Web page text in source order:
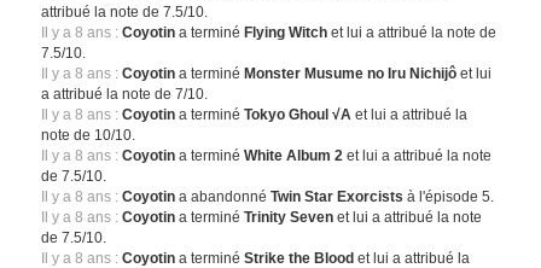
attribué la note de 7.5/10.
Il y a 8 ans : Coyotin a terminé Flying Witch et lui a attribué la note de
7.5/10.
Il y a 8 ans : Coyotin a terminé Monster Musume no Iru Nichijô et lui
a attribué la note de 7/10.
Il y a 8 ans : Coyotin a terminéTokyo Ghoul √A et lui a attribué la
note de 10/10.
Il y a 8 ans : Coyotin a terminéWhite Album 2 et lui a attribué la note
de 7.5/10.
Il y a 8 ans : Coyotin a abandonnéTwin Star Exorcists à l'épisode 5.
Il y a 8 ans : Coyotin a terminéTrinity Seven et lui a attribué la note
de 7.5/10.
Il y a 8 ans : Coyotin a terminéStrike the Blood et lui a attribué la